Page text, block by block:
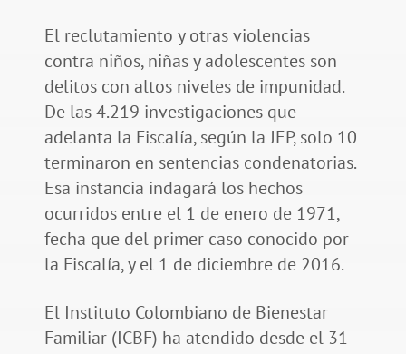
El reclutamiento y otras violencias
contra niños, niñas y adolescentes son
delitos con altos niveles de impunidad.
De las 4.219 investigaciones que
adelanta la Fiscalía, según la JEP, solo 10
terminaron en sentencias condenatorias.
Esa instancia indagará los hechos
ocurridos entre el 1 de enero de 1971,
fecha que del primer caso conocido por
la Fiscalía, y el 1 de diciembre de 2016.
El Instituto Colombiano de Bienestar
Familiar (ICBF) ha atendido desde el 31